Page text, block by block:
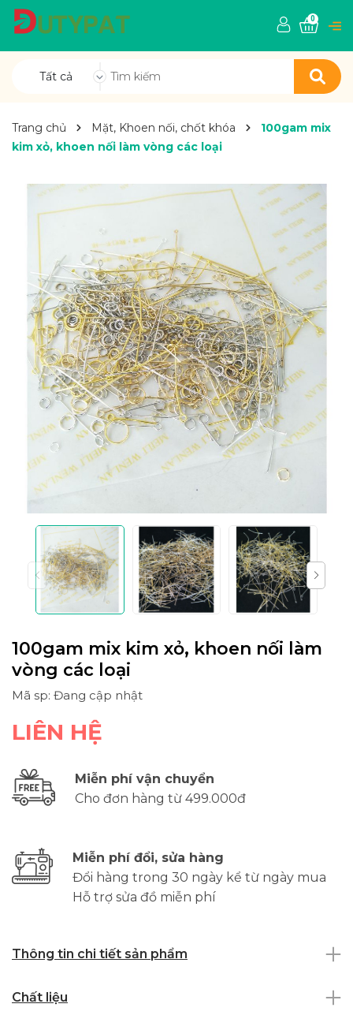
Tất cả
0
Trang chủ Mặt, Khoen nối, chốt khóa
100gam mix
kim xỏ, khoen nối làm vòng các loại
100gam mix kim xỏ, khoen nối làm
vòng các loại
Mã sp: Đang cập nhật
LIÊN HỆ
Miễn phí vận chuyển
Cho đơn hàng từ 499.000đ
Miễn phí đổi, sửa hàng
Đổi hàng trong 30 ngày kể từ ngày mua
Hỗ trợ sửa đồ miễn phí
Thông tin chi tiết sản phẩm
Chất liệu